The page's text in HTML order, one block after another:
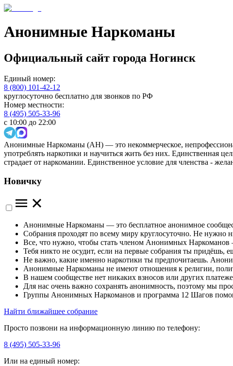
Анонимные Наркоманы
Официальный сайт города Ногинск
Единый номер:
8 (800) 101-42-12
круглосуточно бесплатно для звонков по РФ
Номер местности:
8 (495) 505-33-96
с 10:00 до 22:00
Анонимные Наркоманы (АН) — это некоммерческое,
употреблять наркотики и научиться жить без них. Единственная
страдает от наркомании. Единственное условие для членства -
Новичку
Анонимные Наркоманы — это бесплатное анонимное
Собрания проходят по всему миру круглосуточно. Не
Все, что нужно, чтобы стать членом Анонимных Наркоманов
Тебя никто не осудит, если на первые собрания ты придёшь,
Не важно, какие именно наркотики ты предпочитаешь.
Анонимные Наркоманы не имеют отношения к религии,
В нашем сообществе нет никаких взносов или других
Для нас очень важно сохранять анонимность, поэтому мы
Группы Анонимных Наркоманов и программа 12 Шагов
Найти ближайшее собрание
Просто позвони на информационную линию по телефону:
8 (495) 505-33-96
Или на единый номер: